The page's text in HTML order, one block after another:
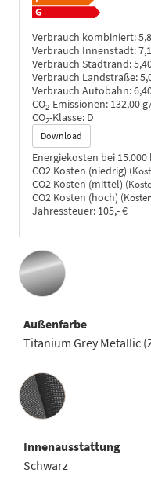
Verbrauch kombiniert:
Verbrauch Innenstadt:
Verbrauch Stadtrand:
Verbrauch Landstraße:
Verbrauch Autobahn:
CO2-Emissionen: 132,00
CO2-Klasse: D
Download
Energiekosten bei
CO2 Kosten (niedrig)
CO2 Kosten (mittel)
CO2 Kosten (hoch)
Jahressteuer: 105,- €
Außenfarbe
Titanium Grey Metallic
Innenausstattung
Innenausstattung
Schwarz